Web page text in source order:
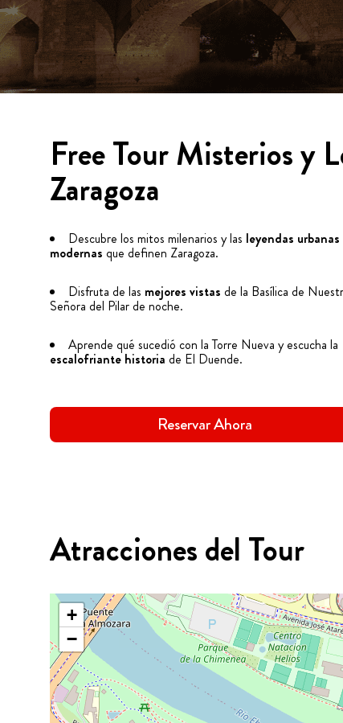
Free Tour Misterios y
Zaragoza
Descubre los mitos milenarios y las leyendas urbanas
modernas que definen Zaragoza.
Disfruta de las mejores vistas de la Basílica de
Señora del Pilar de noche.
Aprende qué sucedió con la Torre Nueva y escucha la
escalofriante historia de El Duende.
Reservar Ahora
Atracciones del Tour
+
−